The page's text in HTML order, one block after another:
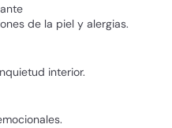
de la piel y alergias.
interior.